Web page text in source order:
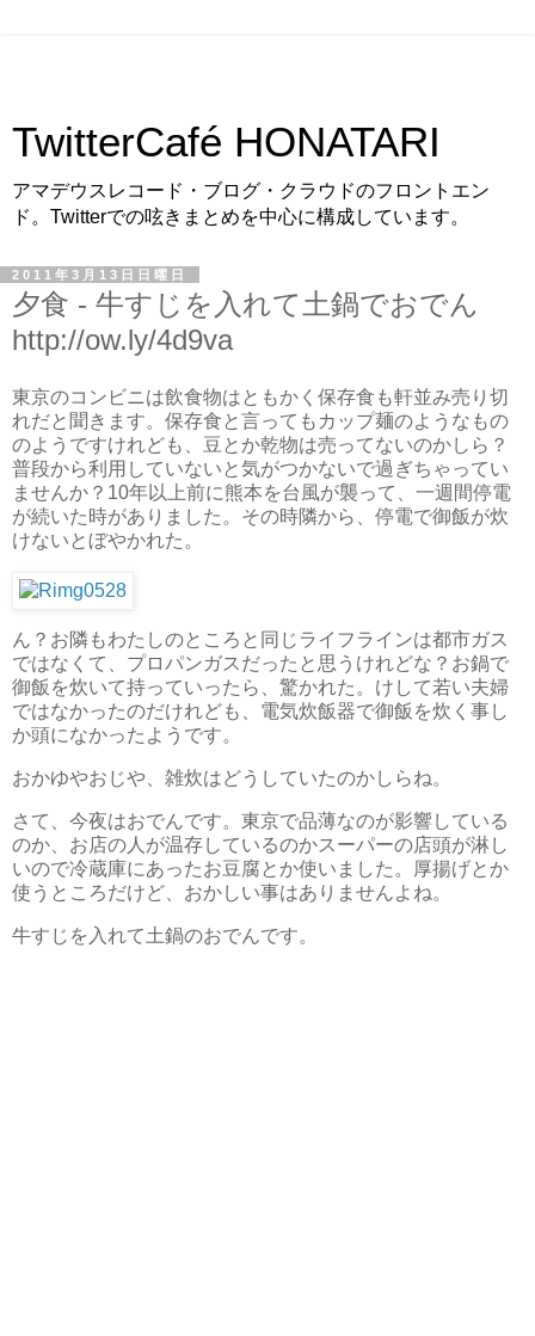
TwitterCafé HONATARI
アマデウスレコード・ブログ・クラウドのフロントエン
ド。Twitterでの呟きまとめを中心に構成しています。
2011年3月13日日曜日
夕食 - 牛すじを入れて土鍋でおでん
http://ow.ly/4d9va
東京のコンビニは飲食物はともかく保存食も軒並み売り切
れだと聞きます。保存食と言ってもカップ麺のようなもの
のようですけれども、豆とか乾物は売ってないのかしら？
普段から利用していないと気がつかないで過ぎちゃってい
ませんか？10年以上前に熊本を台風が襲って、一週間停電
が続いた時がありました。その時隣から、停電で御飯が炊
けないとぼやかれた。
ん？お隣もわたしのところと同じライフラインは都市ガス
ではなくて、プロパンガスだったと思うけれどな？お鍋で
御飯を炊いて持っていったら、驚かれた。けして若い夫婦
ではなかったのだけれども、電気炊飯器で御飯を炊く事し
か頭になかったようです。
おかゆやおじや、雑炊はどうしていたのかしらね。
さて、今夜はおでんです。東京で品薄なのが影響している
のか、お店の人が温存しているのかスーパーの店頭が淋し
いので冷蔵庫にあったお豆腐とか使いました。厚揚げとか
使うところだけど、おかしい事はありませんよね。
牛すじを入れて土鍋のおでんです。